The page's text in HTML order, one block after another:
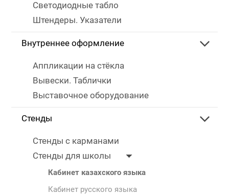
Светодиодные табло
Штендеры. Указатели
Внутреннее оформление
Аппликации на стёкла
Вывески. Таблички
Выставочное оборудование
Стенды
Стенды с карманами
Стенды для школы
Кабинет казахского языка
Кабинет русского языка